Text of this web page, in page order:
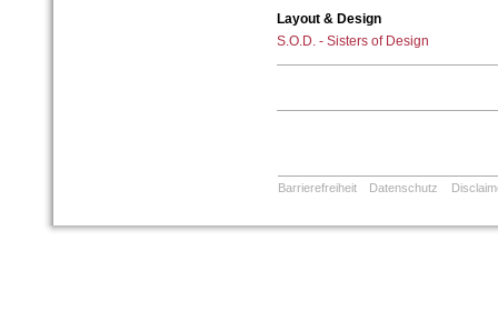
Layout & Design
S.O.D. - Sisters of Design
Barrierefreiheit Datenschutz